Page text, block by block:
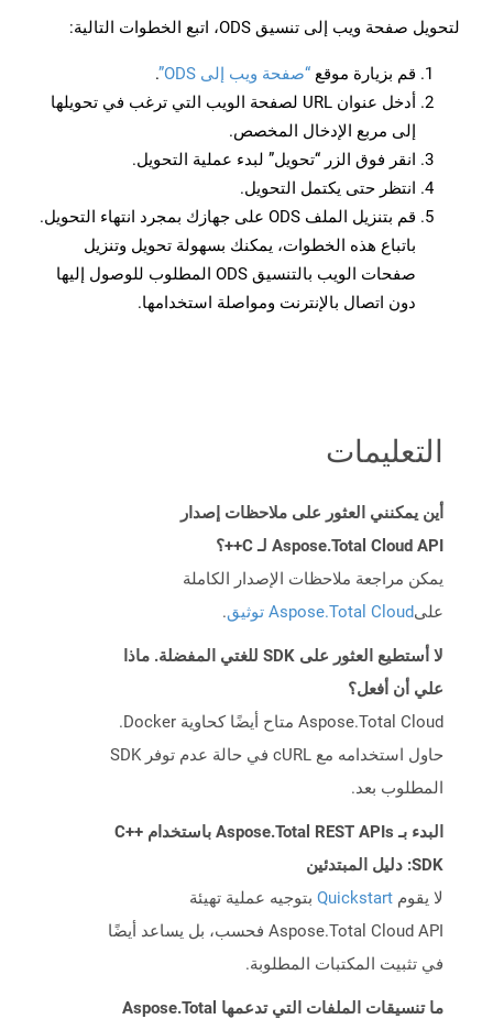
لتحويل صفحة ويب إلى تنسيق ODS، اتبع الخطوات التالية:
قم بزيارة موقع “صفحة ويب إلى ODS”
.
أدخل عنوان URL لصفحة الويب التي ترغب في تحويلها
إلى مربع الإدخال المخصص.
انقر فوق الزر “تحويل” لبدء عملية التحويل.
انتظر حتى يكتمل التحويل.
قم بتنزيل الملف ODS على جهازك بمجرد انتهاء التحويل.
باتباع هذه الخطوات، يمكنك بسهولة تحويل وتنزيل
صفحات الويب بالتنسيق ODS المطلوب للوصول إليها
دون اتصال بالإنترنت ومواصلة استخدامها.
التعليمات
أين يمكنني العثور على ملاحظات إصدار
Aspose.Total Cloud API لـ C++؟
يمكن مراجعة ملاحظات الإصدار الكاملة
علىAspose.Total Cloud توثيق .
لا أستطيع العثور على SDK للغتي المفضلة. ماذا
علي أن أفعل؟
Aspose.Total Cloud متاح أيضًا كحاوية Docker.
حاول استخدامه مع cURL في حالة عدم توفر SDK
المطلوب بعد.
البدء بـ Aspose.Total REST APIs باستخدام C++
SDK: دليل المبتدئين
لا يقوم Quickstart بتوجيه عملية تهيئة
Aspose.Total Cloud API فحسب، بل يساعد أيضًا
في تثبيت المكتبات المطلوبة.
ما تنسيقات الملفات التي تدعمها Aspose.Total